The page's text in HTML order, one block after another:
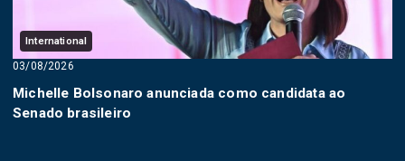
International
03/08/2026
Michelle Bolsonaro anunciada como candidata ao
Senado brasileiro